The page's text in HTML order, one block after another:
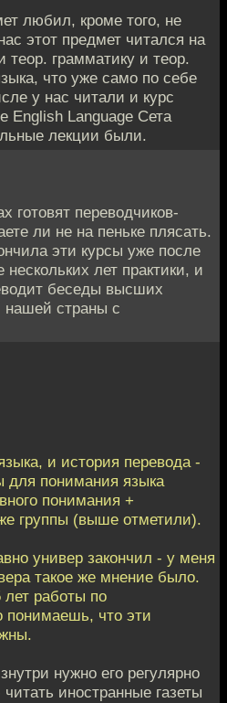
любил, кроме того, не
этот предмет читался на
теор. грамматику и теор.
что уже само по себе
у нас читали и курс
English Language Сета
лекции были.
готовят переводчиков-
ли не на пеньке плясать.
эти курсы уже после
лет практики, и
беседы высших
нашей страны с
и история перевода -
для понимания языка
понимания +
группы (выше отметили).
универ закончил - у меня
такое же мнение было.
работы по
понимаешь, что эти
нужно его регулярно
иностранные газеты